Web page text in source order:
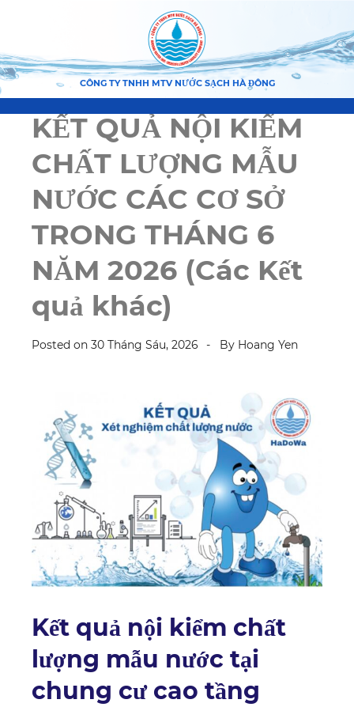
CÔNG TY TNHH MTV NƯỚC SẠCH HÀ ĐÔNG
KẾT QUẢ NỘI KIỂM
CHẤT LƯỢNG MẪU
NƯỚC CÁC CƠ SỞ
TRONG THÁNG 6
NĂM 2026 (Các Kết
quả khác)
Posted on 30 Tháng Sáu, 2026 By Hoang Yen
Kết quả nội kiểm chất
lượng mẫu nước tại
chung cư cao tầng